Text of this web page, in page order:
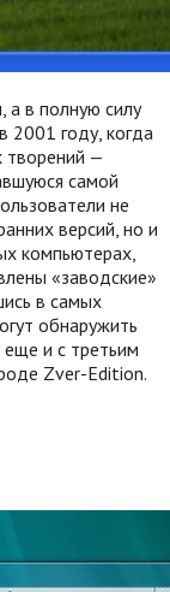
а в полную силу
2001 году, когда
творений —
самой
не
версий, но и
компьютерах,
«заводские»
в самых
обнаружить
еще и с третьим
Zver-Edition.